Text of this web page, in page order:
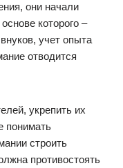
они начали
которого –
учет опыта
отводится
укрепить их
понимать
строить
противостоять